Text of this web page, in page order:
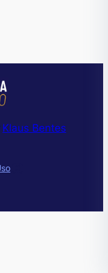
Klaus Bentes
Instagram